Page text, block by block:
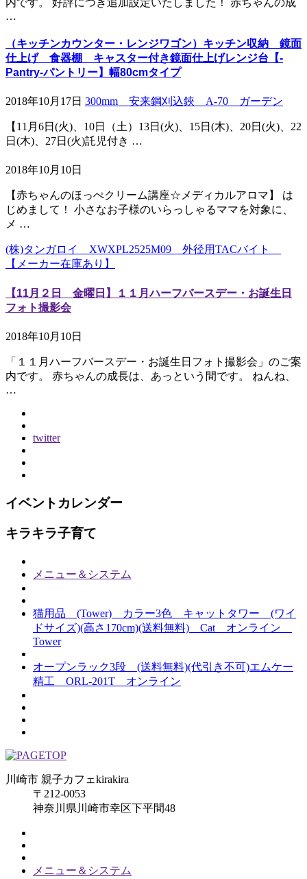
…
（キッチンカウンター・レンジワゴン）キッチン収納 鏡面
仕上げ 食器棚 キャスター付き鏡面仕上げレンジ台【-
Pantry-パントリー】幅80cmタイプ
2018年10月17日 300mm 安来鋼刈込鋏 A-70 ガーデン
【11月6日(火)、10日（土）13日(火)、15日(木)、20日(火)、22
日(木)、27日(火)託児付き …
2018年10月10日
【赤ちゃんのほっぺクリーム講座☆メディカルアロマ】 は
じめまして！ 小さなお子様のいらっしゃるママを対象に、
メ …
(株)タンガロイ XWXPL2525M09 外径用TACバイト
【メーカー在庫あり】
【11月２日 金曜日】１１月ハーフバースデー・お誕生日
フォト撮影会
2018年10月10日
「１１月ハーフバースデー・お誕生日フォト撮影会」のご案
内です。 赤ちゃんの成長は、あっという間です。 ねんね、
…
twitter
イベントカレンダー
キラキラ子育て
メニュー＆システム
猫用品 (Tower) カラー3色 キャットタワー (ワイ
ドサイズ)(高さ170cm)(送料無料) Cat オンライン
Tower
オープンラック3段 (送料無料)(代引き不可)エムケー
精工 ORL-201T オンライン
川崎市 親子カフェkirakira
〒212-0053
神奈川県川崎市幸区下平間48
メニュー＆システム